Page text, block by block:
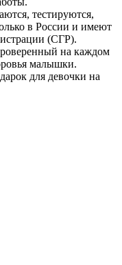
тестируются,
в России и имеют
(СГР).
на каждом
малышки.
для девочки на